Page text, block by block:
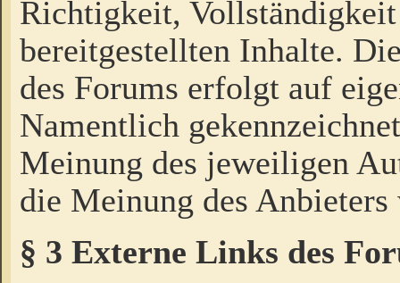
Richtigkeit,
bereitgestellten Inhalte.
des Forums erfolgt auf
Namentlich
Meinung des jeweiligen
die Meinung des Anbieters
§ 3 Externe Links des